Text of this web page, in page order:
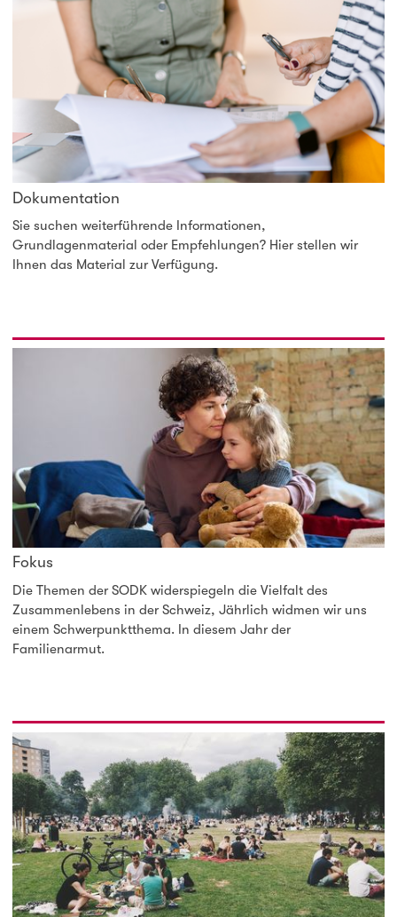
Dokumentation
Sie suchen weiterführende Informationen,
Grundlagenmaterial oder Empfehlungen? Hier stellen wir
Ihnen das Material zur Verfügung.
Fokus
Die Themen der SODK widerspiegeln die Vielfalt des
Zusammenlebens in der Schweiz, Jährlich widmen wir uns
einem Schwerpunktthema. In diesem Jahr der
Familienarmut.